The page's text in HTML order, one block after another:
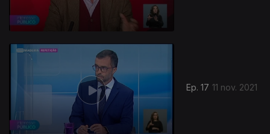
Ep. 17 11 nov. 2021